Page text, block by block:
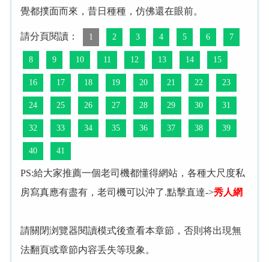
覺都撲面而來，昔日種種，仿佛還在眼前。
請分頁閱讀： 1 2 3 4 5 6 7
8 9 10 11 12 13 14 15
16 17 18 19 20 21 22 23
24 25 26 27 28 29 30 31
32 33 34 35 36 37 38 39
40 41
PS:給大家推薦一個老司機都懂得網站，各種大尺度私
房寫真應有盡有，老司機可以沖了.點擊直達->秀人網
請關閉浏覽器閱讀模式後查看本章節，否則将出現無
法翻頁或章節内容丢失等現象。